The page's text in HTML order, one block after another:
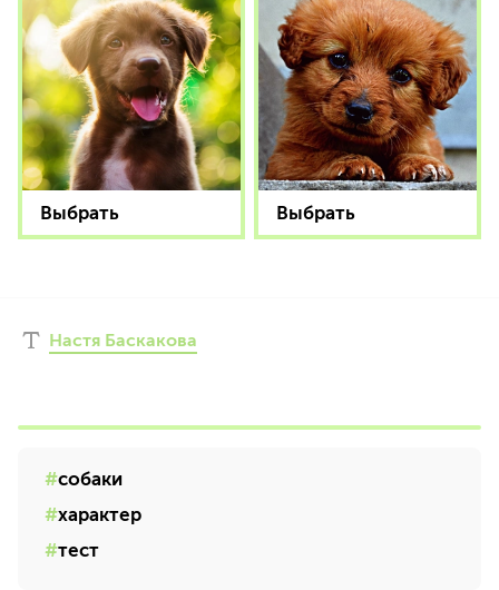
Выбрать Выбрать
Настя Баскакова
собаки
характер
тест